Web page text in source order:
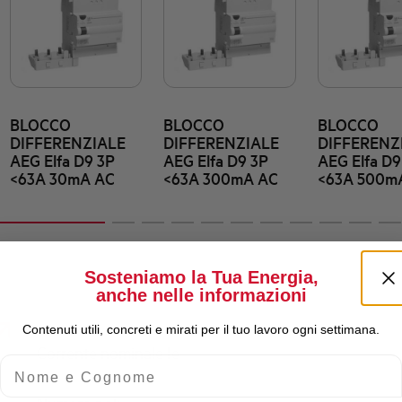
BLOCCO
DIFFERENZIALE
AEG Elfa D9 3P
<63A 30mA AC
BLOCCO
DIFFERENZIALE
AEG Elfa D9 3P
<63A 300mA AC
BLOCCO
AEG Elfa
<63A
Sosteniamo la Tua Energia,
anche nelle informazioni
Contenuti utili, concreti e mirati per il tuo lavoro ogni settimana.